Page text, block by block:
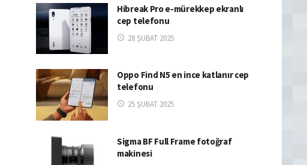
Hibreak Pro e-mürekkep ekranlı
cep telefonu
28 ŞUBAT 2025
Oppo Find N5 en ince katlanır cep
telefonu
25 ŞUBAT 2025
Sigma BF Full Frame fotoğraf
makinesi